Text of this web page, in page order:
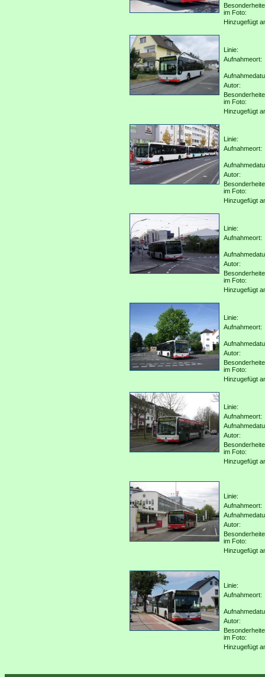
im Foto:
Hinzugefügt
Linie:
Aufnahmeort:
Autor:
im Foto:
Hinzugefügt
Linie:
Aufnahmeort:
Autor:
im Foto:
Hinzugefügt
Linie:
Aufnahmeort:
Autor:
im Foto:
Hinzugefügt
Linie:
Aufnahmeort:
Autor:
im Foto:
Hinzugefügt
Linie:
Aufnahmeort:
Autor:
im Foto:
Hinzugefügt
Linie:
Aufnahmeort:
Autor:
im Foto:
Hinzugefügt
Linie:
Aufnahmeort:
Autor:
im Foto:
Hinzugefügt